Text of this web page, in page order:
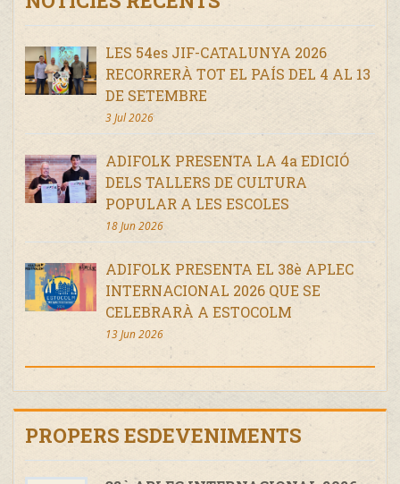
LES 54es JIF-CATALUNYA 2026
RECORRERÀ TOT EL PAÍS DEL 4 AL 13
DE SETEMBRE
3 Jul 2026
ADIFOLK PRESENTA LA 4a EDICIÓ
DELS TALLERS DE CULTURA
POPULAR A LES ESCOLES
18 Jun 2026
ADIFOLK PRESENTA EL 38è APLEC
INTERNACIONAL 2026 QUE SE
CELEBRARÀ A ESTOCOLM
13 Jun 2026
PROPERS ESDEVENIMENTS